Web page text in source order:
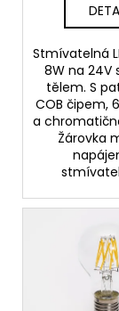
Stmívatelná
8W na 24V
tělem. S
COB čipem,
a
Žárovka